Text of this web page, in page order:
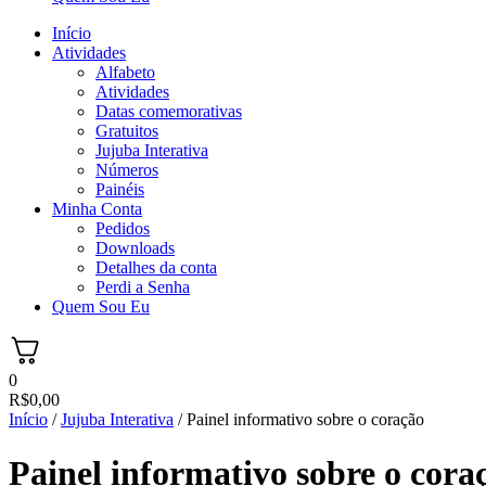
Início
Atividades
Alfabeto
Atividades
Datas comemorativas
Gratuitos
Jujuba Interativa
Números
Painéis
Minha Conta
Pedidos
Downloads
Detalhes da conta
Perdi a Senha
Quem Sou Eu
0
R$0,00
Início /Jujuba Interativa / Painel informativo sobre o coração
Painel informativo sobre o